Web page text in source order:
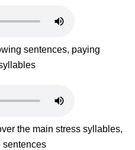
sentences, paying
the main stress syllables,
sentences